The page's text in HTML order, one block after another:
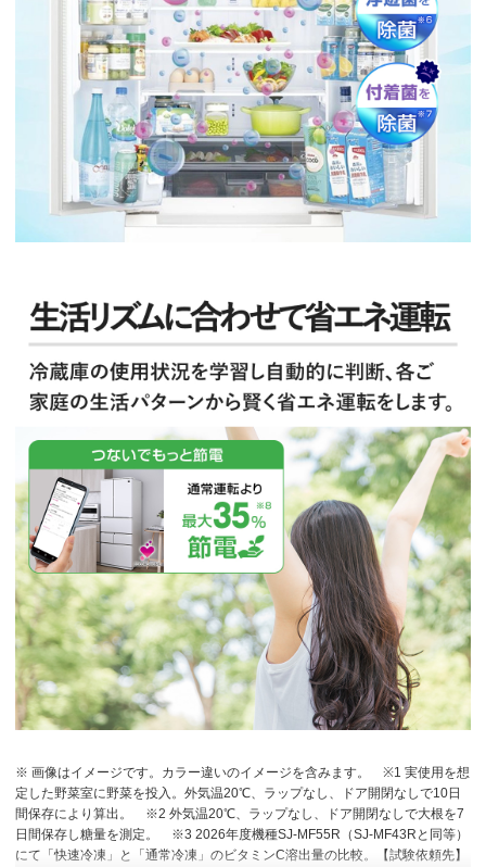
※ 画像はイメージです。カラー違いのイメージを含みます。
※1 実使用を想
定した野菜室に野菜を投入。外気温20℃、ラップなし、ドア開閉なしで10日
間保存により算出。
※2 外気温20℃、ラップなし、ドア開閉なしで大根を7
日間保存し糖量を測定。
※3 2026年度機種SJ-MF55R（SJ-MF43Rと同等）
にて「快速冷凍」と「通常冷凍」のビタミンC溶出量の比較。【試験依頼先】